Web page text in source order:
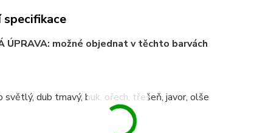
ÚPRAVA: možné objednat v těchto barvách
světlý, dub tmavý, buk, ořech, třešeň, javor, olše